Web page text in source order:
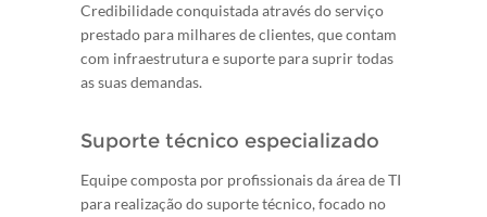
Credibilidade conquistada através do serviço
prestado para milhares de clientes, que contam
com infraestrutura e suporte para suprir todas
as suas demandas.
Suporte técnico especializado
Equipe composta por profissionais da área de TI
para realização do suporte técnico, focado no